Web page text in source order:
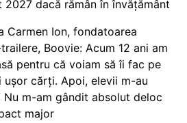
dacă rămân în învățământ
Carmen Ion, fondatoarea
Boovie: Acum 12 ani am
pentru că voiam să îi fac pe
ușor cărți. Apoi, elevii m-au
m-am gândit absolut deloc
major